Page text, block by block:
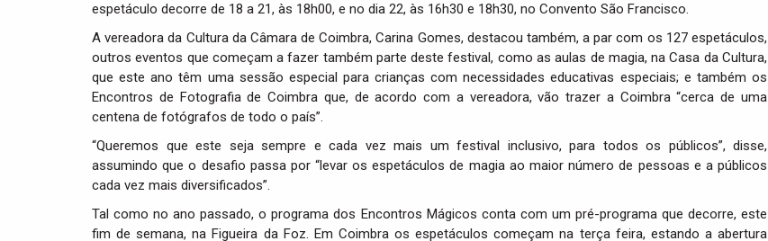
espetáculo decorre de 18 a 21, às 18h00, e no dia 22, às 16h30 e 18h30, no Convento São Francisco.
A vereadora da Cultura da Câmara de Coimbra, Carina Gomes, destacou também, a par com os 127 espetáculos,
outros eventos que começam a fazer também parte deste festival, como as aulas de magia, na Casa da Cultura,
que este ano têm uma sessão especial para crianças com necessidades educativas especiais; e também os
Encontros de Fotografia de Coimbra que, de acordo com a vereadora, vão trazer a Coimbra “cerca de uma
centena de fotógrafos de todo o país”.
“Queremos que este seja sempre e cada vez mais um festival inclusivo, para todos os públicos”, disse,
assumindo que o desafio passa por “levar os espetáculos de magia ao maior número de pessoas e a públicos
cada vez mais diversificados”.
Tal como no ano passado, o programa dos Encontros Mágicos conta com um pré-programa que decorre, este
fim de semana, na Figueira da Foz. Em Coimbra os espetáculos começam na terça feira, estando a abertura